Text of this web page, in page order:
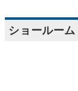
ショールー